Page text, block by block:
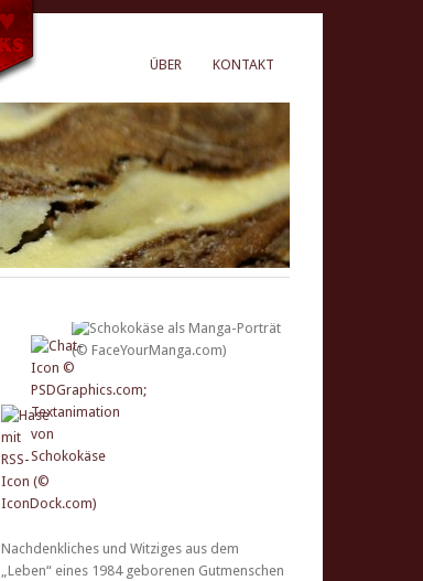
ÜBER KONTAKT
Nachdenkliches und Witziges aus dem
„Leben“ eines 1984 geborenen Gutmenschen